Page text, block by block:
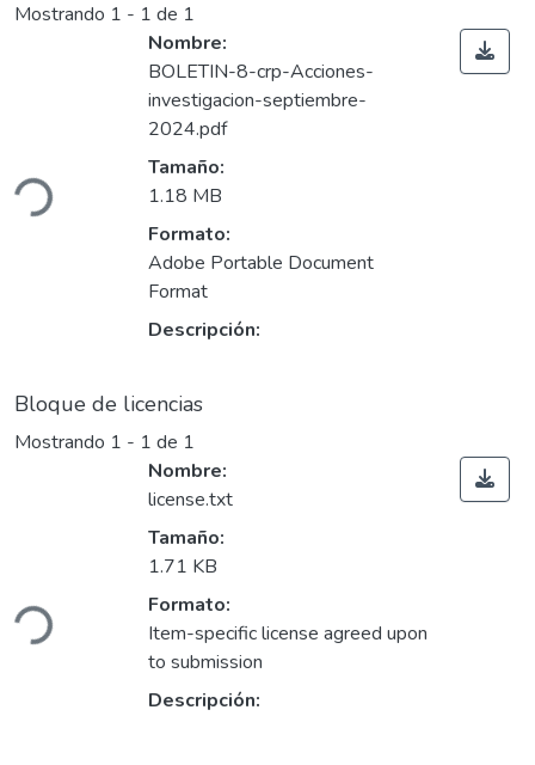
Mostrando 1 - 1 de 1
Cargando...
Nombre:
BOLETIN-8-crp-Acciones-
investigacion-septiembre-
2024.pdf
Tamaño:
1.18 MB
Formato:
Adobe Portable Document
Format
Descripción:
Bloque de licencias
Mostrando 1 - 1 de 1
Cargando...
Nombre:
license.txt
Tamaño:
1.71 KB
Formato:
Item-specific license agreed upon
to submission
Descripción: